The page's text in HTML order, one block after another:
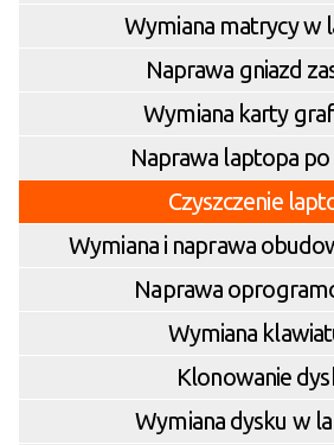
Wymiana matrycy w
Naprawa gniazd
Wymiana karty
Naprawa laptopa po
Czyszczenie
Wymiana i naprawa
Naprawa
Wymiana
Klonowanie
Wymiana dysku w